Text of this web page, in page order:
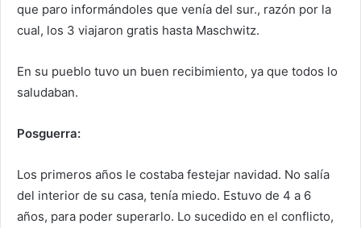
que paro informándoles que venía del sur., razón por la
cual, los 3 viajaron gratis hasta Maschwitz.
En su pueblo tuvo un buen recibimiento, ya que todos lo
saludaban.
Posguerra:
Los primeros años le costaba festejar navidad. No salía
del interior de su casa, tenía miedo. Estuvo de 4 a 6
años, para poder superarlo. Lo sucedido en el conflicto,